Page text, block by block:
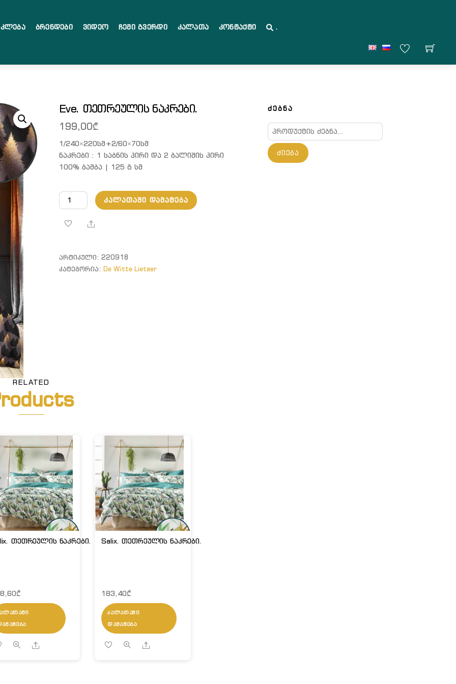
Ბრენდები Ვიდეო Ჩემი Გვერდი Კალათა Კონტაქტი .
Eve. თეთრეულის ნაკრები.
199,00₾
1/240×220სმ+2/60×70სმ
ნაკრები : 1 საბნის პირი და 2 ბალიშის პირი
100% ბამბა | 125 გ სმ
რაოდენობა:
Eve. თეთრეულის ნაკრები.
ᲙᲐᲚᲐᲗᲐᲨᲘ ᲓᲐᲛᲐᲢᲔᲑᲐ
Share
ᲐᲠᲢᲘᲙᲣᲚᲘ: 220918
ᲙᲐᲢᲔᲒᲝᲠᲘᲐ: De Witte Lietaer
RELATED
თეთრეულის ნაკრები.
₾
Share
Salix. თეთრეულის ნაკრები.
183,40₾
ᲙᲐᲚᲐᲗᲐᲨᲘ
ᲓᲐᲛᲐᲢᲔᲑᲐ
Share
ᲫᲔᲑᲜᲐ
ძებნა:
ᲫᲘᲔᲑᲐ